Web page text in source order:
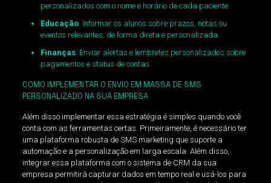
personalizados com o nome e horário de cada paciente.
Educação: Informar os alunos sobre prazos, notas ou
eventos relevantes, de forma direta e personalizada.
Finanças: Enviar alertas e lembretes personalizados sobre
pagamentos e status de contas.
COMO IMPLEMENTAR O ENVIO EM MASSA DE SMS
PERSONALIZADO NA SUA EMPRESA
Além disso implementar essa estratégia é simples quando você
conta com as ferramentas certas. Primeiramente, é necessário ter
uma plataforma robusta de SMS marketing que suporte a
automação e a personalização em larga escala. Além disso,
integrar essa plataforma com o sistema de CRM da sua
empresa permitirá capturar dados em tempo real e usá-los para